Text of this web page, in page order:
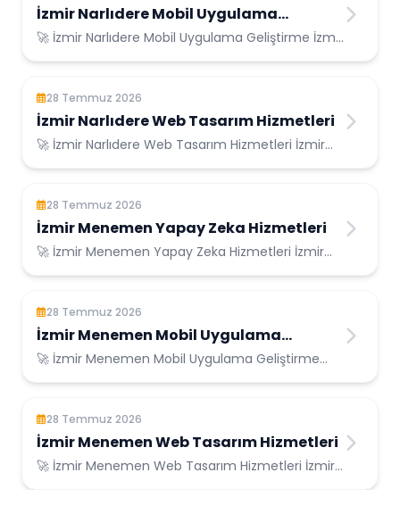
İzmir Narlıdere Mobil Uygulama
Geliştirme
🚀 İzmir Narlıdere Mobil Uygulama Geliştirme İzmir
28 Temmuz 2026
İzmir Narlıdere Web Tasarım Hizmetleri
🚀 İzmir Narlıdere Web Tasarım Hizmetleri İzmir
28 Temmuz 2026
İzmir Menemen Yapay Zeka Hizmetleri
🚀 İzmir Menemen Yapay Zeka Hizmetleri İzmir
28 Temmuz 2026
İzmir Menemen Mobil Uygulama
Geliştirme
🚀 İzmir Menemen Mobil Uygulama Geliştirme
28 Temmuz 2026
İzmir Menemen Web Tasarım Hizmetleri
🚀 İzmir Menemen Web Tasarım Hizmetleri İzmir